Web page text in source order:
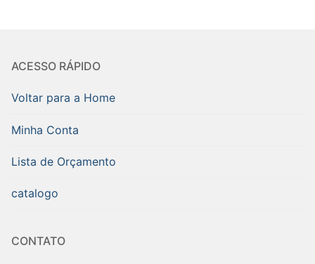
ACESSO RÁPIDO
Voltar para a Home
Minha Conta
Lista de Orçamento
catalogo
CONTATO